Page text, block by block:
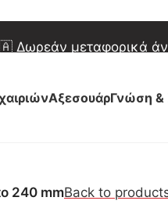
μεταφορικά
ΑξεσουάρΓνώση &
240 mmBack to